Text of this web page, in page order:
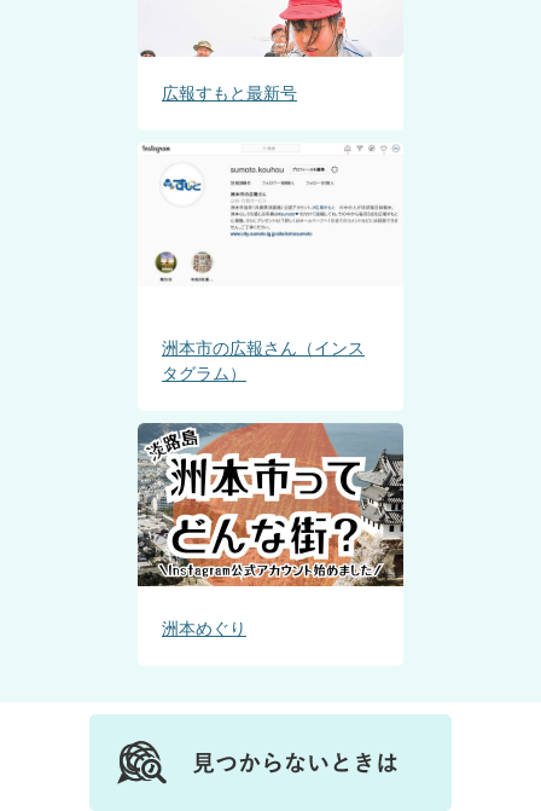
広報すもと最新号
洲本市の広報さん（インス
タグラム）
洲本めぐり